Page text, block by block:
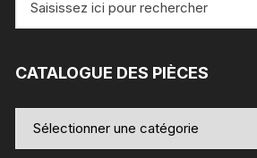
pour
CATALOGUE DES PIÈCES